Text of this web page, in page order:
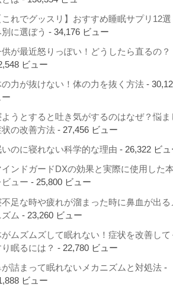
これでグッスリ】おすすめ睡眠サプリ12選
に選ぼう - 34,176 ビュー
供が最近怒りっぽい！どうしたら直るの？
ビュー
の力が抜けない！体の力を抜く方法 -
ようとすると吐き気がするのはなぜ？悩ま
状の改善方法 - 27,456 ビュー
いのに寝れない科学的な理由 - 26,322 ビュ
インドガードDXの効果と実際に使用した
ビュー - 25,800 ビュー
不足な時や疲れが溜まった時に鼻血が出る
ム - 23,260 ビュー
がムズムズして眠れない！症状を改善して
眠るには？ - 22,780 ビュー
が詰まって眠れないメカニズムと対処法 -
ビュー